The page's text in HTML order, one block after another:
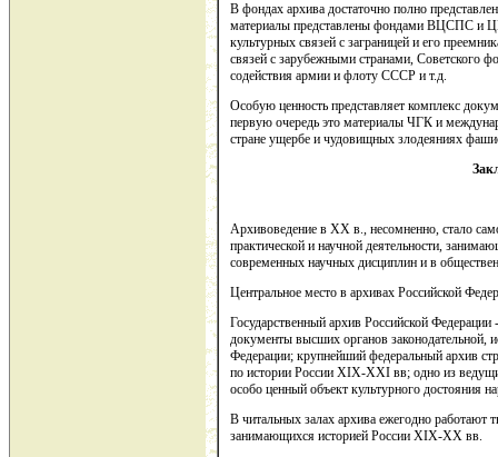
В фондах архива достаточно полно
материалы представлены фондами ВЦСПС и
культурных связей с заграницей и его
связей с зарубежными странами, Советского
содействия армии и флоту СССР и т.д.
Особую ценность представляет комплекс
первую очередь это материалы ЧГК и
стране ущербе и чудовищных злодеяниях
Архивоведение в XX в., несомненно, стало
практической и научной деятельности,
современных научных дисциплин и в
Центральное место в архивах Российской
Государственный архив Российской
документы высших органов законодательной,
Федерации; крупнейший федеральный архив
по истории России XIX-XXI вв; одно из
особо ценный объект культурного достояния
В читальных залах архива ежегодно работают
занимающихся историей России XIX-XX вв.